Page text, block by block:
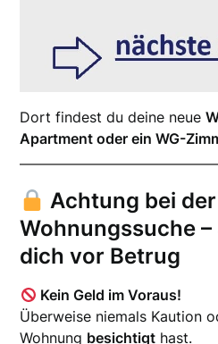
Dort findest du deine neue
Apartment oder ein WG-
Achtung bei der
Wohnungssuche
dich vor Betrug
Kein Geld im Voraus!
Überweise niemals Kaution
Wohnung besichtigt hast.